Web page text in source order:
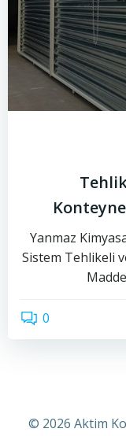
Yanmaz
Sistem Tehlikeli
0
© 2026 Aktim